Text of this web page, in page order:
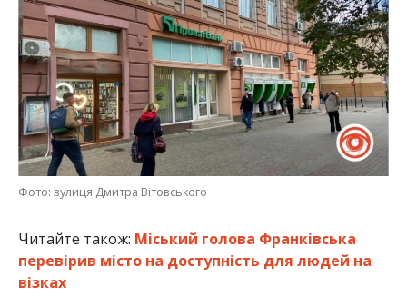
Фото: вулиця Дмитра Вітовського
Читайте також: Міський голова Франківська
перевірив місто на доступність для людей на
візках